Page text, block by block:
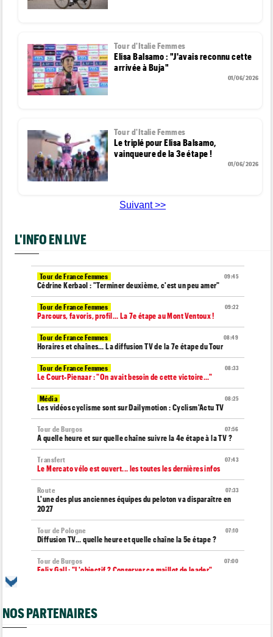
Tour d'Italie Femmes
Elisa Balsamo : "J'avais reconnu cette
arrivée à Buja"
01/06/2026
Tour d'Italie Femmes
Le triplé pour Elisa Balsamo,
vainqueure de la 3e étape !
01/06/2026
Suivant >>
L'INFO EN LIVE
09:45
Tour de France Femmes
Cédrine Kerbaol : "Terminer deuxième, c'est un peu amer"
09:22
Tour de France Femmes
Parcours, favoris, profil… La 7e étape au Mont Ventoux !
08:49
Tour de France Femmes
Horaires et chaînes… La diffusion TV de la 7e étape du Tour
08:33
Tour de France Femmes
Le Court-Pienaar : "On avait besoin de cette victoire..."
08:25
Média
Les vidéos cyclisme sont sur Dailymotion : Cyclism'Actu TV
07:56
Tour de Burgos
A quelle heure et sur quelle chaîne suivre la 4e étape à la TV ?
07:43
Transfert
Le Mercato vélo est ouvert... les toutes les dernières infos
07:33
Route
L'une des plus anciennes équipes du peloton va disparaître en
2027
07:10
Tour de Pologne
Diffusion TV... quelle heure et quelle chaîne la 5e étape ?
07:00
Tour de Burgos
Felix Gall : "L'objectif ? Conserver ce maillot de leader"
NOS PARTENAIRES